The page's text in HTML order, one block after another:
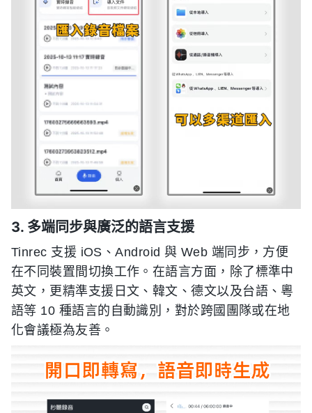
3. 多端同步與廣泛的語言支援
Tinrec 支援 iOS、Android 與 Web 端同步，方便
在不同裝置間切換工作。在語言方面，除了標準中
英文，更精準支援日文、韓文、德文以及台語、粵
語等 10 種語言的自動識別，對於跨國團隊或在地
化會議極為友善。